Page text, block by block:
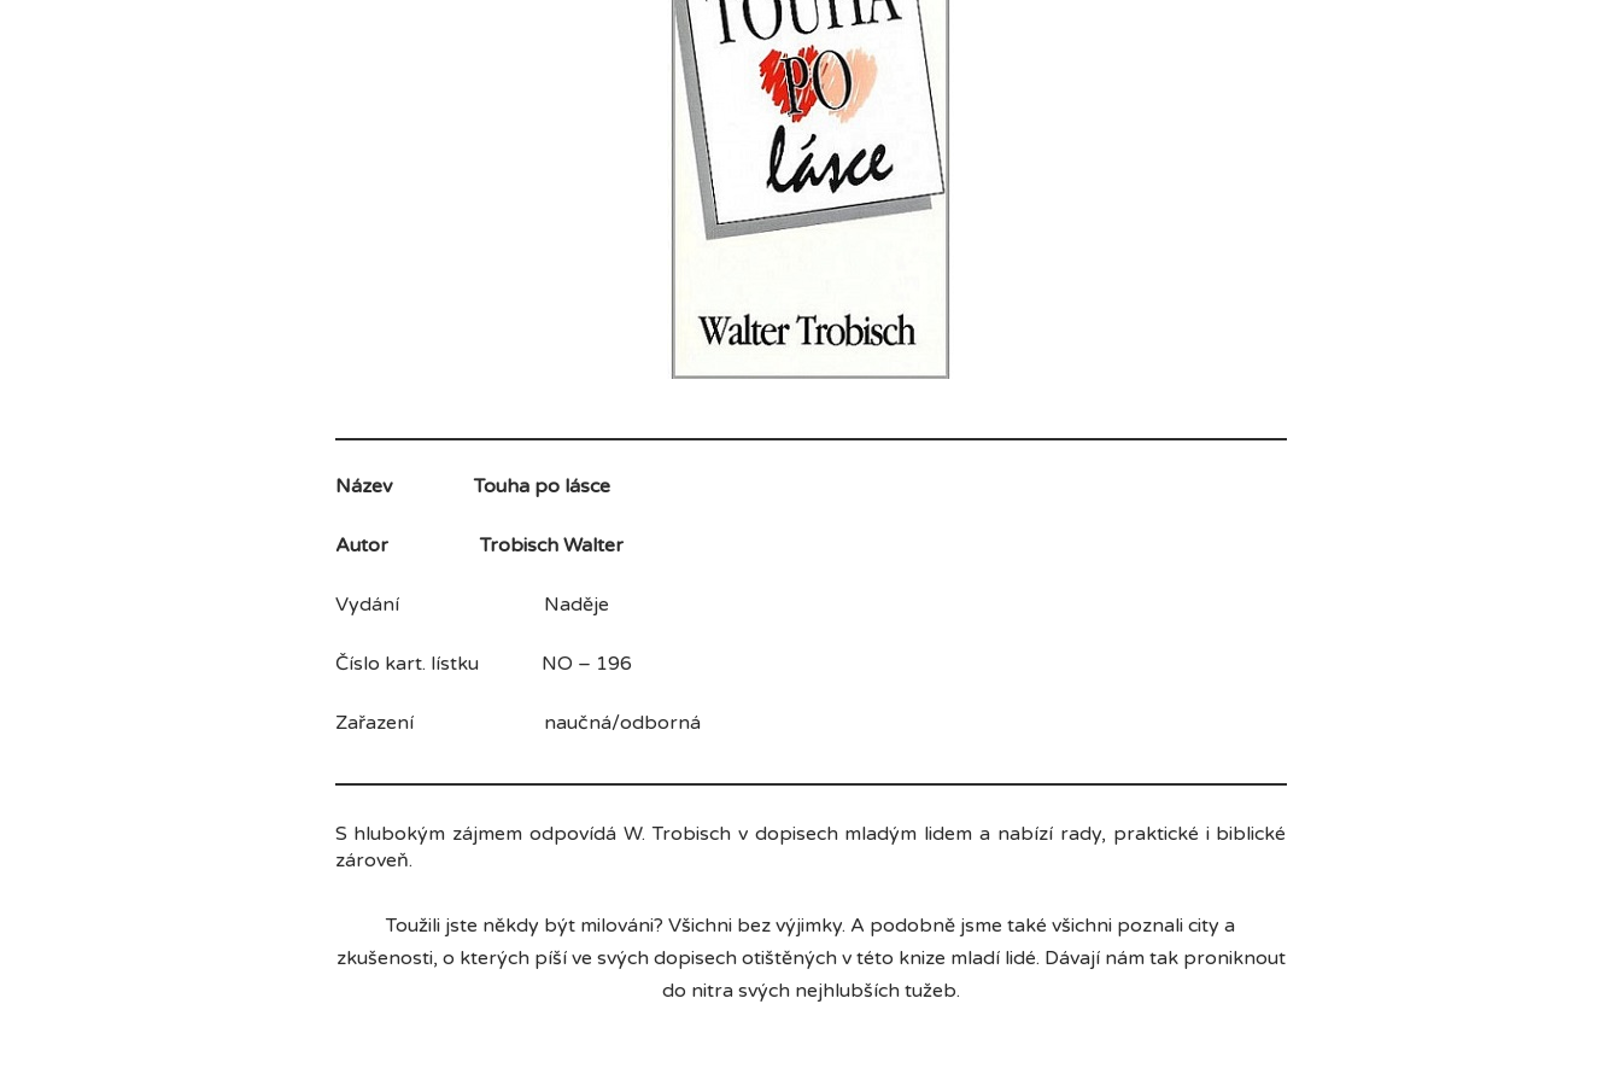
Název Touha po lásce
Autor Trobisch Walter
Vydání Naděje
Číslo kart. lístku NO – 196
Zařazení naučná/odborná
S hlubokým zájmem odpovídá W. Trobisch v dopisech mladým lidem a nabízí rady, praktické i biblické
zároveň.
Toužili jste někdy být milováni? Všichni bez výjimky. A podobně jsme také všichni poznali city a
zkušenosti, o kterých píší ve svých dopisech otištěných v této knize mladí lidé. Dávají nám tak proniknout
do nitra svých nejhlubších tužeb.